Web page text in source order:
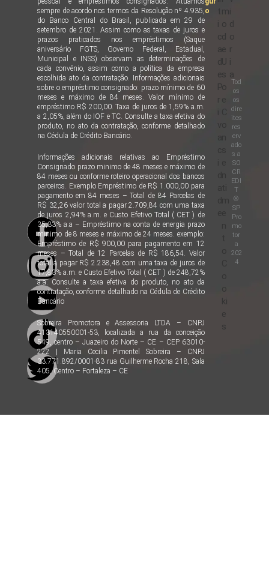
sempre de acordo nos termos da Resolução nº 4.935,
do Banco Central do Brasil, publicada em 29 de
setembro de 2021. Assim como as taxas de juros e
prazos praticados nos empréstimos (Saque
aniversário FGTS, Governo Federal, Estadual,
Municipal e INSS) observam as determinações de
cada convênio, assim como a política da empresa
escolhida ato da contratação. Informações adicionais
sobre o empréstimo consignado: prazo mínimo de 60
meses e máximo de 84 meses. Valor mínimo de
empréstimo R$ 200,00. Taxa de juros de 1,59% a.m.
a 2,05%, além do IOF e TC. Consulte a taxa efetiva do
produto, no ato da contratação, conforme detalhado
na Cédula de Crédito Bancário.
Informações adicionais relativas ao Empréstimo
Consignado prazo minimo de 48 meses e máximo de
84 meses ou conforme roteiro operacional dos bancos
parceiros. Exemplo Empréstimo de R$ 1.000,00 para
pagamento em 84 meses – Total de 84 Parcelas de
R$ 32,26 valor total a pagar 2.709,84 com uma taxa
de juros 2,94% a.m. e Custo Efetivo Total ( CET ) de
35,33% a.a – Empréstimo na conta de energia prazo
minimo de 8 meses e máximo de 24 meses. exemplo:
Empréstimo de R$ 900,00 para pagamento em 12
meses – Total de 12 Parcelas de R$ 186,54. Valor
total a pagar R$ 2.238,48 com uma taxa de juros de
17,83% a.m. e Custo Efetivo Total ( CET ) de 248,72%
a.a. Consulte a taxa efetiva do produto, no ato da
contratação, conforme detalhado na Cédula de Crédito
Bancário
Sobreira Promotora e Assessoria LTDA – CNPJ
413140550001-53, localizada a rua da conceição
549, centro – Juazeiro do Norte – CE – CEP 63010-
222 | Maria Cecilia Pimentel Sobreira – CNPJ
33.771.892/0001-83 rua Guilherme Rocha 218, Sala
405, Centro – Fortaleza – CE
o
i
c
a
d
e
P
r
m
o
d
e
U
s
o
e
o
ki
e
s
i
d
o
r
i
a
Tod
os
os
dire
itos
res
erv
ado
s a
SO
CR
EDI
T
®
SP
Pro
mo
tor
a
202
4